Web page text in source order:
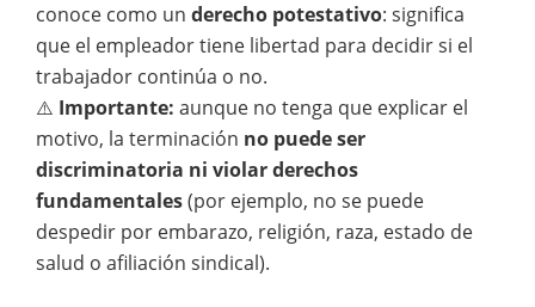
conoce como un derecho potestativo: significa
que el empleador tiene libertad para decidir si el
trabajador continúa o no.
⚠️ Importante: aunque no tenga que explicar el
motivo, la terminación no puede ser
discriminatoria ni violar derechos
fundamentales(por ejemplo, no se puede
despedir por embarazo, religión, raza, estado de
salud o afiliación sindical).